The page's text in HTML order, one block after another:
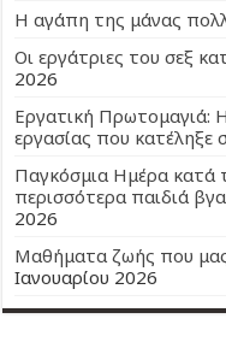
Η αγάπη της μάνας
Οι εργάτριες του σεξ
2026
Εργατική Πρωτομαγιά:
εργασίας που κατέληξε
Παγκόσμια Ημέρα κατά
περισσότερα παιδιά
2026
Μαθήματα ζωής που
Ιανουαρίου 2026